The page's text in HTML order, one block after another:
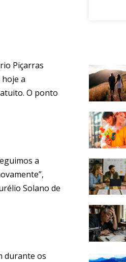
Piçarras
a
O ponto
a
Solano de
durante os